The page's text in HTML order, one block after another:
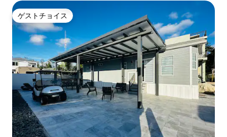
ゲストチョイス
ゲストチョイス